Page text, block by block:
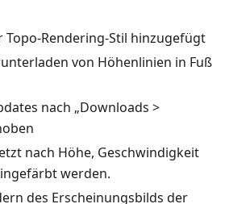
Topo-Rendering-Stil hinzugefügt
von Höhenlinien in Fuß
nach „Downloads >
nach Höhe, Geschwindigkeit
werden.
des Erscheinungsbilds der